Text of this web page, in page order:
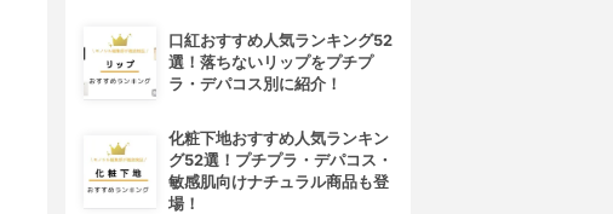
口紅おすすめ人気ランキング52
選！落ちないリップをプチプ
ラ・デパコス別に紹介！
化粧下地おすすめ人気ランキン
グ52選！プチプラ・デパコス・
敏感肌向けナチュラル商品も登
場！